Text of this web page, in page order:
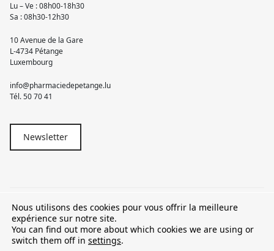
Lu – Ve : 08h00-18h30
Sa : 08h30-12h30
10 Avenue de la Gare
L-4734 Pétange
Luxembourg
info@pharmaciedepetange.lu
Tél.50 70 41
Newsletter
© 2026 Pharmacie Pétange
TVA LU15581262
Nous utilisons des cookies pour vous offrir la meilleure
expérience sur notre site.
You can find out more about which cookies we are using or
switch them off in settings.